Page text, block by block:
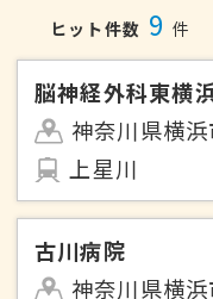
ヒット件数 9 件
脳神経外科東横
神奈川県横
上星川
古川病院
神奈川県横